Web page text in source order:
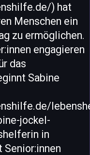
) hat
Menschen ein
zu ermöglichen.
engagieren
das
Sabine
jockel-
in
Senior:innen